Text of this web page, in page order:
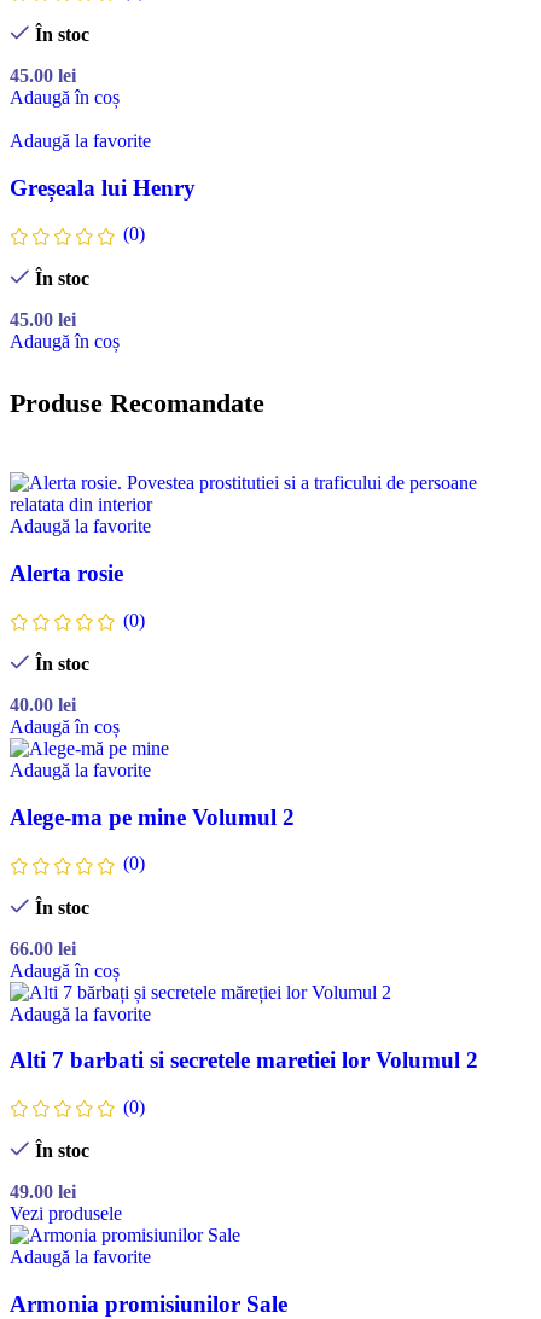
În stoc
45.00 lei
Adaugă în coș
Adaugă la favorite
Greșeala lui Henry
(0)
În stoc
45.00 lei
Adaugă în coș
Produse Recomandate
Adaugă la favorite
Alerta rosie
(0)
În stoc
40.00 lei
Adaugă în coș
Adaugă la favorite
Alege-ma pe mine Volumul 2
(0)
În stoc
66.00 lei
Adaugă în coș
Adaugă la favorite
Alti 7 barbati si secretele maretiei lor Volumul 2
(0)
În stoc
49.00 lei
Vezi produsele
Adaugă la favorite
Armonia promisiunilor Sale